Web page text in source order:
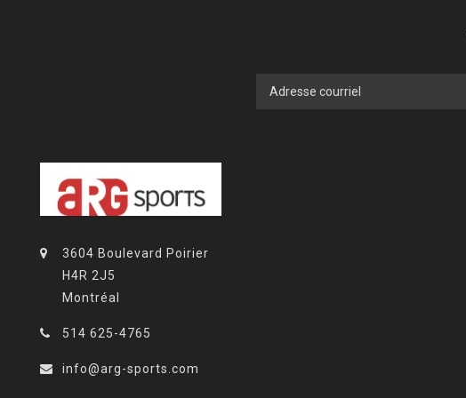
3604 Boulevard Poirier
H4R 2J5
Montréal
514 625-4765
info@arg-sports.com